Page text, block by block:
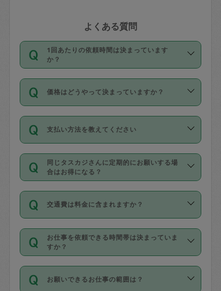
よくある質問
1回あたりの依頼時間は決まっています
か？
依頼1回につき3時間固定です。3時間を
超えて依頼したい場合は、延長機能をご
利用ください。機能をご利用いただくに
の上事前申請することが必要です。な
お、3時間を下回っても、値引き等はござ
いません。
価格はどうやって決まっていますか？
11種類の価格帯の中からタスカジさん自
身が価格を選んで設定しています。
タスカジさんの価格設定には最初は制限
があり、レビュー件数、レビューの平均
値、などで除々に設定可能な最高額が上
がっていく仕組みになっています。
支払い方法を教えてください
お支払方法はクレジットカード（Visa／
Master／JCB／AMERICAN EXPRESS／
Diners Club）のみとなります。
を行う際にご入力ください。プロフィー
ル登録時にはご入力いただかなくても大
丈夫です。
デビットカード・プリペイドカード（Vプ
リカ、au WALLETなど）は支払にはご利
銀行振込や現金払いも対応していませ
同じタスカジさんに定期的にお願いする場
合はお得になる？
依頼には「スポット」と「定期（毎週｜
隔週）」があり、「定期」の依頼は「ス
ポット」よりお得な料金でご利用できま
す。
定期の最低利用回数は設けていない代わ
りに、一定数を超えたキャンセルは有償
交通費は料金に含まれますか？
交通費は依頼料金とは別途発生し、依頼
料金のご請求と合わせてお支払いとなり
ます。交通費の金額は「依頼の詳細」に
お仕事を依頼できる時間帯は決まっていま
すか？
時間帯は3種類あります。いずれも１回あ
たり３時間です。
お願いできるお仕事の範囲は？